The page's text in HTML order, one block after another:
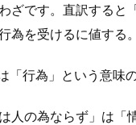
ざです。直訳すると
為を受けるに値する。
「行為」という意味の
人の為ならず」は「